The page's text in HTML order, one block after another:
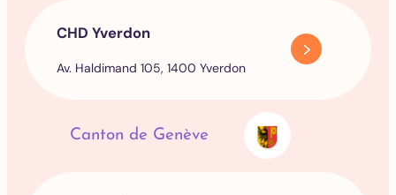
CHD Yverdon
Av. Haldimand 105, 1400 Yverdon
Canton de Genève